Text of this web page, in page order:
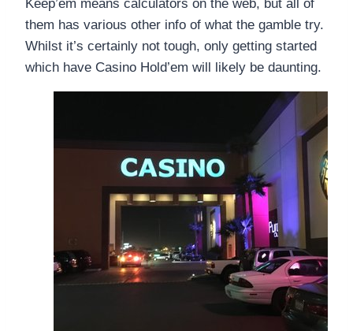
Keep’em means calculators on the web, but all of
them has various other info of what the gamble try.
Whilst it’s certainly not tough, only getting started
which have Casino Hold’em will likely be daunting.